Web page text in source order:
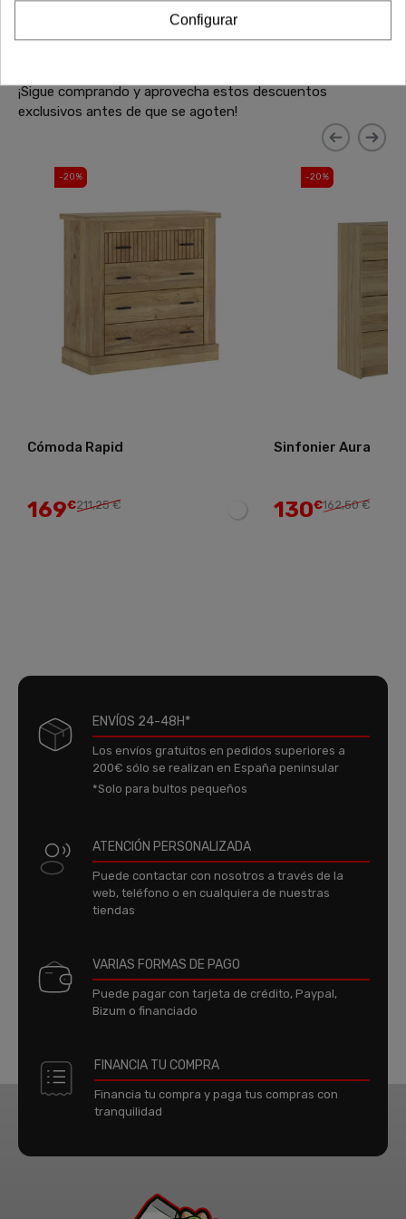
¿No has terminado aún? Sigue explorando nuestras
increíbles ofertas de liquidación en muebles de alta calidad.
¡Sigue comprando y aprovecha estos descuentos
exclusivos antes de que se agoten!
Cómoda Rapid
169€211,25 €
-20%
Sinfonier Aura
130€162,50 €
-20%
ENVÍOS 24-48H*
Los envíos gratuitos en pedidos superiores a
200€ sólo se realizan en España peninsular
*Solo para bultos pequeños
ATENCIÓN PERSONALIZADA
Puede contactar con nosotros a través de la
web, teléfono o en cualquiera de nuestras
tiendas
VARIAS FORMAS DE PAGO
Puede pagar con tarjeta de crédito, Paypal,
Bizum o financiado
FINANCIA TU COMPRA
Financia tu compra y paga tus compras con
tranquilidad
Configurar